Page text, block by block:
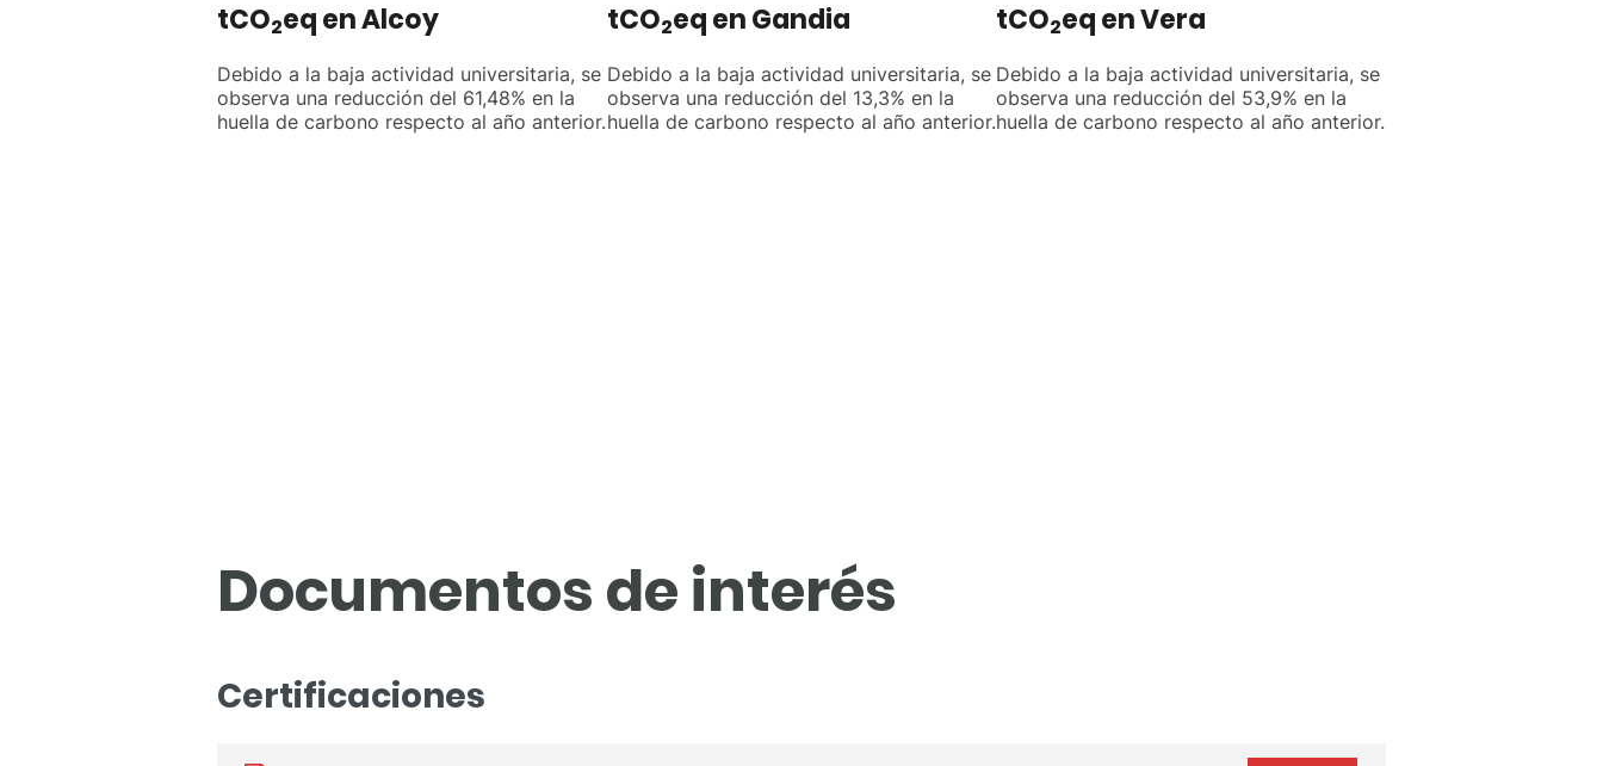
tCO2eq en Alcoy
Debido a la baja actividad universitaria, se
observa una reducción del 61,48% en la
huella de carbono respecto al año anterior.
tCO2eq en Gandia
Debido a la baja actividad universitaria, se
observa una reducción del 13,3% en la
huella de carbono respecto al año anterior.
tCO2eq en Vera
Debido a la baja actividad universitaria, se
observa una reducción del 53,9% en la
huella de carbono respecto al año anterior.
Documentos de interés
Certificaciones